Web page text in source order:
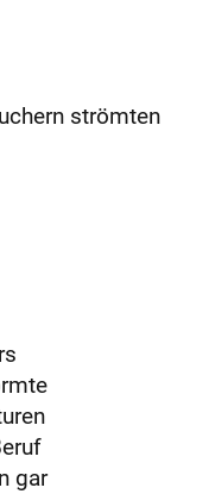
strömten
gar